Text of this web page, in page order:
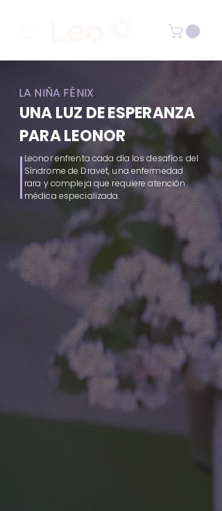
LA NIÑA FÉNIX
UNA LUZ DE ESPERANZA
PARA LEONOR
Leonor enfrenta cada día los desafíos del
Síndrome de Dravet, una enfermedad
rara y compleja que requiere atención
médica especializada.